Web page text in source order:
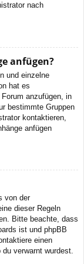
nach
anfügen?
und einzelne
hat es
anzufügen, in
bestimmte Gruppen
kontaktieren,
anfügen
von der
dieser Regeln
Bitte beachte, dass
ist und phpBB
einen
verwarnt wurdest.